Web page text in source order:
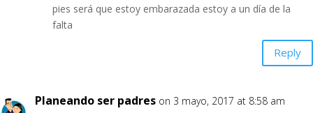
pies será que estoy embarazada estoy a un día de la
falta
Reply
Planeando ser padres on 3 mayo, 2017 at 8:58 am